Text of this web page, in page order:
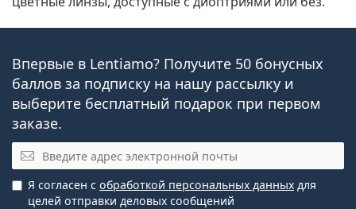
Впервые в Lentiamo? Получите 50 бонусных
баллов за подписку на нашу рассылку и
выберите бесплатный подарок при первом
заказе.
Эл. почта
Я согласен с обработкой персональных данных для
целей отправки деловых сообщений